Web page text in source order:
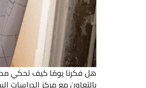
هل فكرنا يومًا كيف تحكي